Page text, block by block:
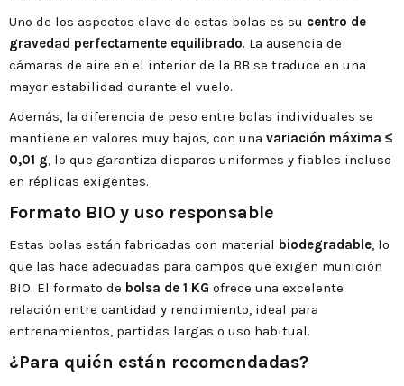
Uno de los aspectos clave de estas bolas es su centro de
gravedad perfectamente equilibrado. La ausencia de
cámaras de aire en el interior de la BB se traduce en una
mayor estabilidad durante el vuelo.
Además, la diferencia de peso entre bolas individuales se
mantiene en valores muy bajos, con una variación máxima ≤
0,01 g, lo que garantiza disparos uniformes y fiables incluso
en réplicas exigentes.
Formato BIO y uso responsable
Estas bolas están fabricadas con material biodegradable, lo
que las hace adecuadas para campos que exigen munición
BIO. El formato de bolsa de 1 KG ofrece una excelente
relación entre cantidad y rendimiento, ideal para
entrenamientos, partidas largas o uso habitual.
¿Para quién están recomendadas?